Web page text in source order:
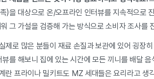
)을 대상으로 온/오프라인 인터뷰를 지속적으로
그 가설을 검증해 가는 방식으로 소비자 조사를
제로 많은 분들이 재료 손질과 보관에 있어 굉장
를 해보니 집에 있는 시간에 모든 끼니를 배달
란 프라이나 밀키트도 MZ 세대들은 요리라고 생